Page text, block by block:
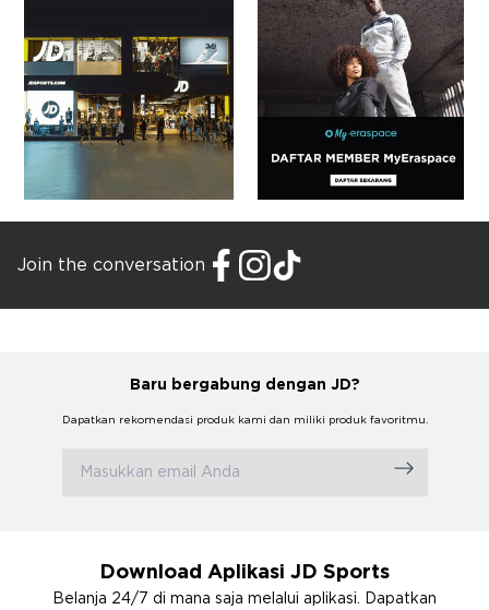
Join the conversation
Baru bergabung dengan JD?
Dapatkan rekomendasi produk kami dan miliki produk favoritmu.
Download Aplikasi JD Sports
Belanja 24/7 di mana saja melalui aplikasi. Dapatkan